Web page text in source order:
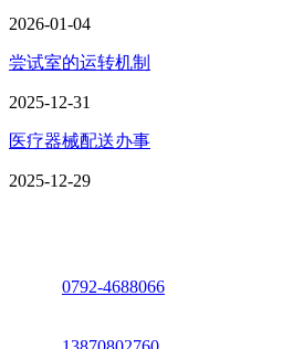
2026-01-04
尝试室的运转机制
2025-12-31
医疗器械配送办事
2025-12-29
0792-4688066